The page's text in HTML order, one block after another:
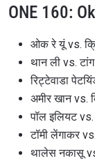
ONE 160:
ओक रे यूं vs.
थान ली vs.
रिट्टेवाडा
अमीर खान
पॉल इलियट vs.
टॉमी लेंगाकर
थालेस नकासू
STAY IN
to gain
and get first
events.
ईमेल
नाम